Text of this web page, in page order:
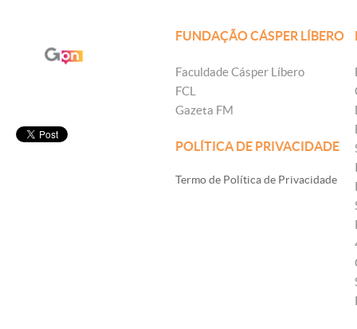
FUNDAÇÃO CÁSPER LÍBERO
Faculdade Cásper Líbero
FCL
Gazeta FM
POLÍTICA DE PRIVACIDADE
Termo de Política de Privacidade